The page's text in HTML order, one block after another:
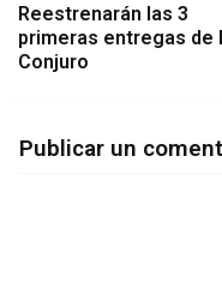
Reestrenarán las 3
primeras entregas de
Conjuro
Publicar un